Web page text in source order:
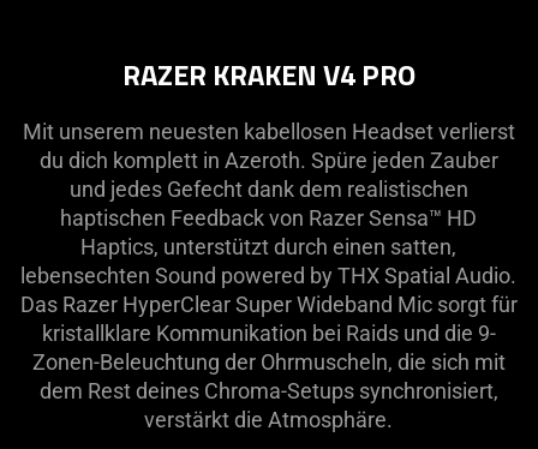
RAZER KRAKEN V4 PRO
Mit unserem neuesten kabellosen Headset verlierst
du dich komplett in Azeroth. Spüre jeden Zauber
und jedes Gefecht dank dem realistischen
haptischen Feedback von Razer Sensa™ HD
Haptics, unterstützt durch einen satten,
lebensechten Sound powered by THX Spatial Audio.
Das Razer HyperClear Super Wideband Mic sorgt für
kristallklare Kommunikation bei Raids und die 9-
Zonen-Beleuchtung der Ohrmuscheln, die sich mit
dem Rest deines Chroma-Setups synchronisiert,
verstärkt die Atmosphäre.